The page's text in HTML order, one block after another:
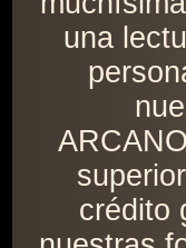
una
crédito